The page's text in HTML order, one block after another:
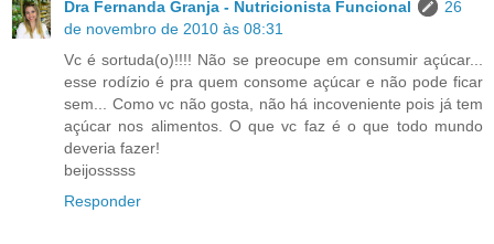
Dra Fernanda Granja - Nutricionista Funcional
26
de novembro de 2010 às 08:31
Vc é sortuda(o)!!!! Não se preocupe em consumir açúcar...
esse rodízio é pra quem consome açúcar e não pode ficar
sem... Como vc não gosta, não há incoveniente pois já tem
açúcar nos alimentos. O que vc faz é o que todo mundo
deveria fazer!
beijosssss
Responder